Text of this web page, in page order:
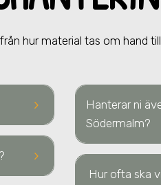
hur material tas om hand
keyboard_arrow_right
keyboard_arrow_right
?
Hanterar ni
Södermalm?
Hur ofta ska